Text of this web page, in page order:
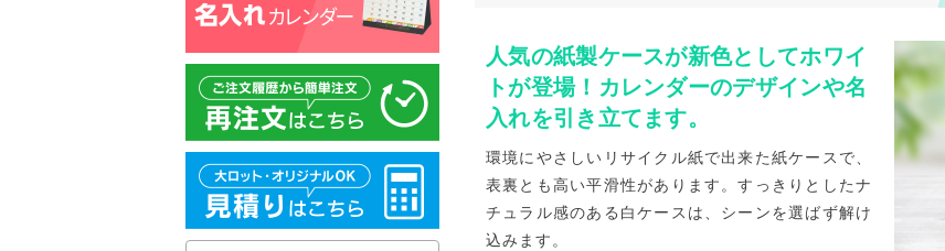
人気の紙製ケースが新色としてホワイ
トが登場！カレンダーのデザインや名
入れを引き立てます。
環境にやさしいリサイクル紙で出来た紙ケースで、
表裏とも高い平滑性があります。すっきりとしたナ
チュラル感のある白ケースは、シーンを選ばず解け
込みます。